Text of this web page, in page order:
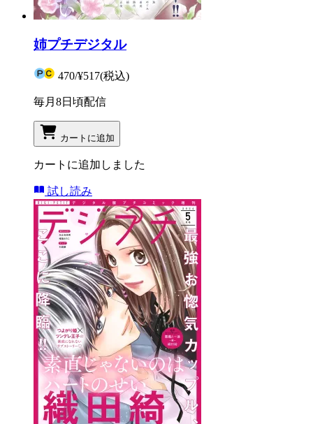
姉プチデジタル
470/¥517(税込)
毎月8日頃配信
カートに追加
カートに追加しました
試し読み